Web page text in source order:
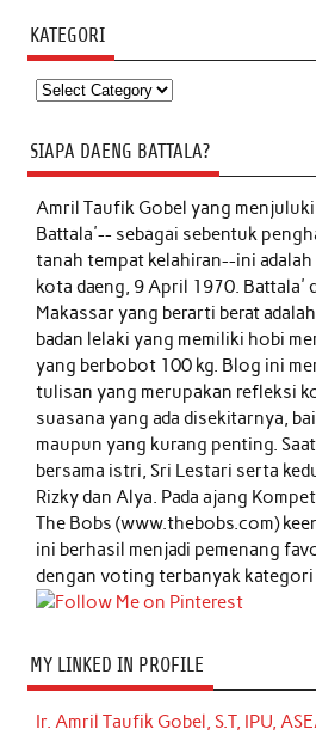
KATEGORI
Kategori
SIAPA DAENG BATTALA?
Amril Taufik Gobelyang
Battala'-- sebagai sebentuk
tanah tempat kelahiran--ini
kota daeng, 9 April 1970. Battala'
Makassar yang berarti berat
badan lelaki yang memiliki hobi
yang berbobot 100 kg. Blog ini
tulisan yang merupakan refleksi
suasana yang ada disekitarnya,
maupun yang kurang penting.
bersama istri, Sri Lestari serta
Rizky dan Alya. Pada ajang
The Bobs (www.thebobs.com)
ini berhasil menjadi pemenang
dengan voting terbanyak kategori
MY LINKED IN PROFILE
Ir. Amril Taufik Gobel, S.T, IPU,